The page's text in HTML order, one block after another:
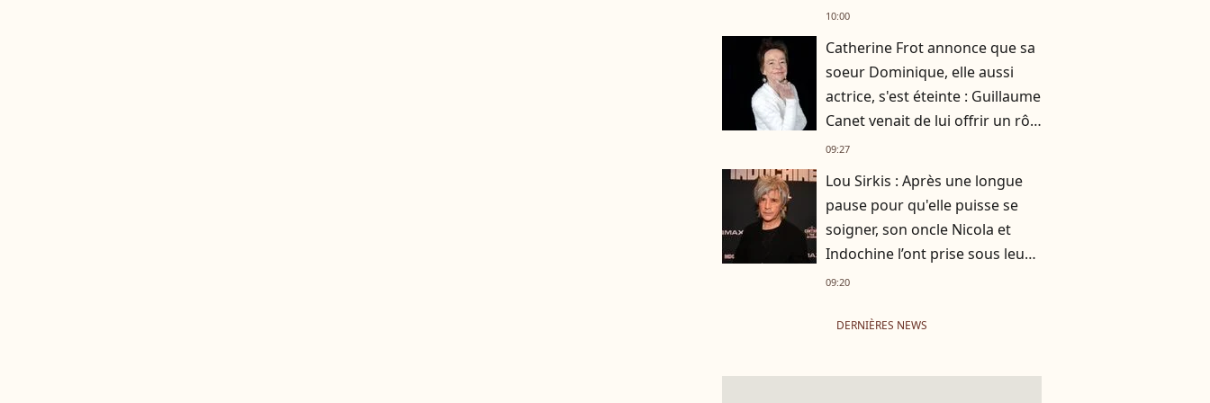
de 7 ans
10:00
Catherine Frot annonce que sa
soeur Dominique, elle aussi
actrice, s'est éteinte : Guillaume
Canet venait de lui offrir un rôle
dans son film avec Marion
09:27
Lou Sirkis : Après une longue
pause pour qu'elle puisse se
soigner, son oncle Nicola et
Indochine l’ont prise sous leur
aile
09:20
DERNIÈRES NEWS